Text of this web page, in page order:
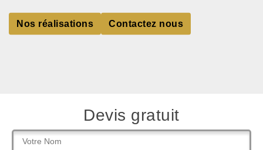
Nos réalisations Contactez nous
Devis gratuit